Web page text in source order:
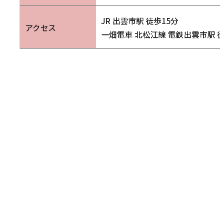
アクセス
JR 出雲市駅 徒歩15分
一畑電車 北松江線 電鉄出雲市駅